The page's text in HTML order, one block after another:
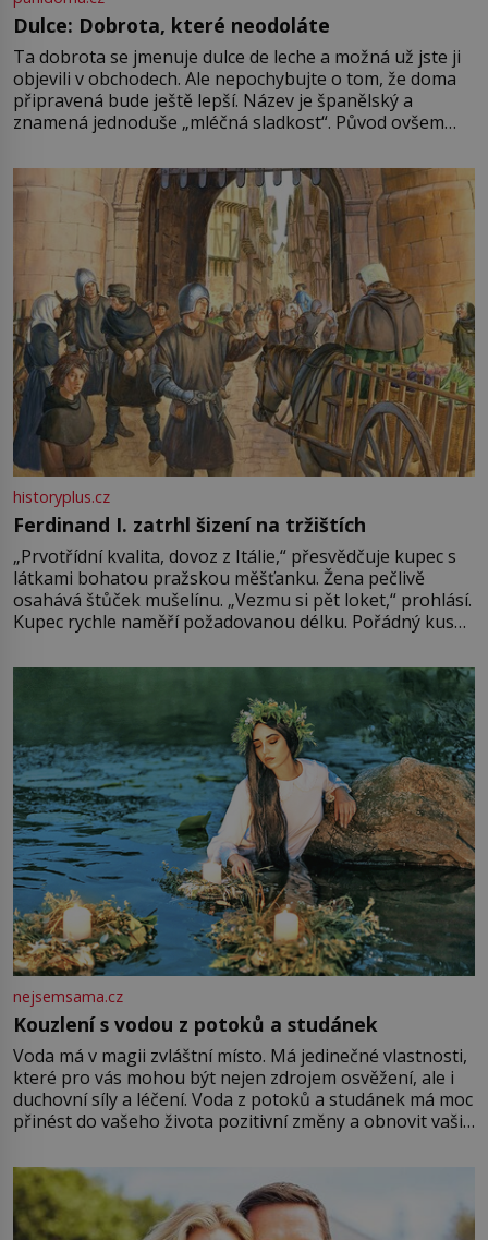
Dulce: Dobrota, které neodoláte
Ta dobrota se jmenuje dulce de leche a možná už jste ji
objevili v obchodech. Ale nepochybujte o tom, že doma
připravená bude ještě lepší. Název je španělský a
znamená jednoduše „mléčná sladkost“. Původ ovšem
pře hned několik latinskoamerických zemí a k tomu
Francie, kde se traduje,
historyplus.cz
Ferdinand I. zatrhl šizení na tržištích
„Prvotřídní kvalita, dovoz z Itálie,“ přesvědčuje kupec s
látkami bohatou pražskou měšťanku. Žena pečlivě
osahává štůček mušelínu. „Vezmu si pět loket,“ prohlásí.
Kupec rychle naměří požadovanou délku. Pořádný kus
milostpaní. Stačí jenom na sukni,“ zhodnotí švadlena
množství růžového mušelínu. „Ošidili vás, podívejte.“
nejsemsama.cz
Kouzlení s vodou z potoků a studánek
Voda má v magii zvláštní místo. Má jedinečné vlastnosti,
které pro vás mohou být nejen zdrojem osvěžení, ale i
duchovní síly a léčení. Voda z potoků a studánek má moc
přinést do vašeho života pozitivní změny a obnovit vaši
můžete obohatit své rituály a přinést do svého života
větší harmonii a klid. Je důležité